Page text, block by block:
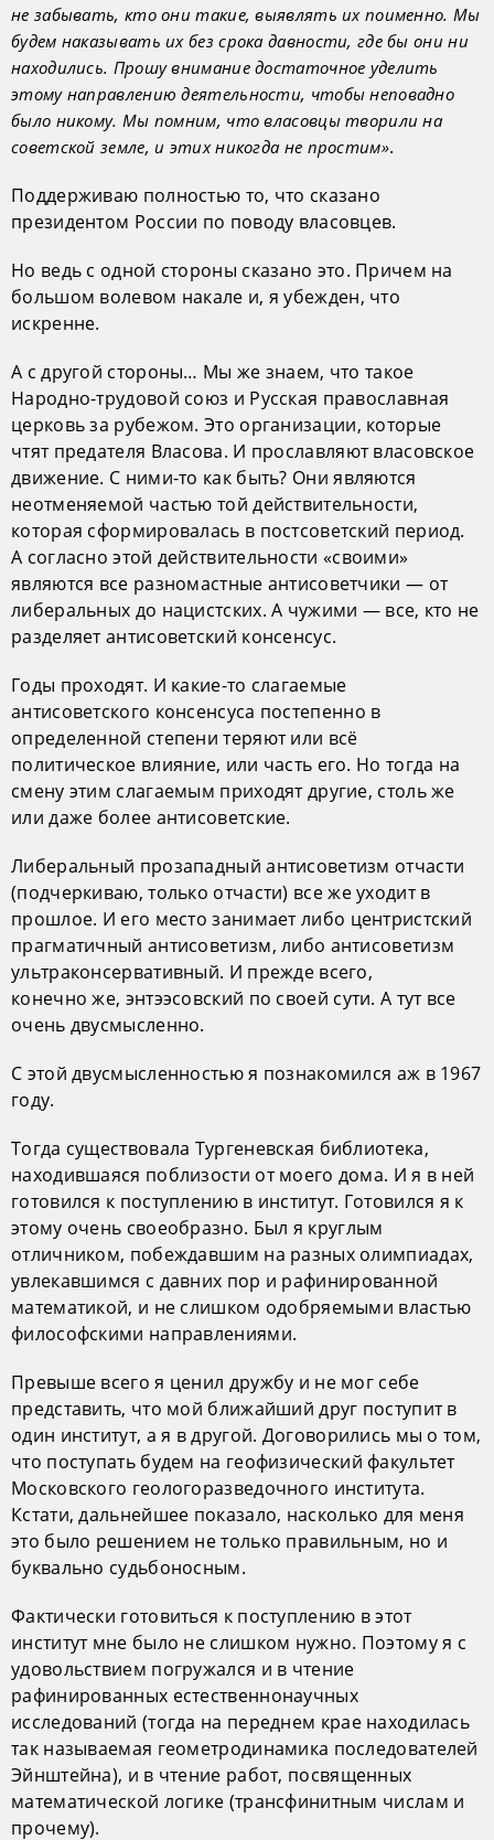
не забывать, кто они такие, выявлять их поименно. Мы
будем наказывать их без срока давности, где бы они ни
находились. Прошу внимание достаточное уделить
этому направлению деятельности, чтобы неповадно
было никому. Мы помним, что власовцы творили на
советской земле, и этих никогда не простим».
Поддерживаю полностью то, что сказано
президентом России по поводу власовцев.
Но ведь с одной стороны сказано это. Причем на
большом волевом накале и, я убежден, что
искренне.
А с другой стороны… Мы же знаем, что такое
Народно-трудовой союз и Русская православная
церковь за рубежом. Это организации, которые
чтят предателя Власова. И прославляют власовское
движение. С ними-то как быть? Они являются
неотменяемой частью той действительности,
которая сформировалась в постсоветский период.
А согласно этой действительности «своими»
являются все разномастные антисоветчики — от
либеральных до нацистских. А чужими — все, кто не
разделяет антисоветский консенсус.
Годы проходят. И какие-то слагаемые
антисоветского консенсуса постепенно в
определенной степени теряют или всё
политическое влияние, или часть его. Но тогда на
смену этим слагаемым приходят другие, столь же
или даже более антисоветские.
Либеральный прозападный антисоветизм отчасти
(подчеркиваю, только отчасти) все же уходит в
прошлое. И его место занимает либо центристский
прагматичный антисоветизм, либо антисоветизм
ультраконсервативный. И прежде всего,
конечно же, энтээсовский по своей сути. А тут все
очень двусмысленно.
С этой двусмысленностью я познакомился аж в 1967
году.
Тогда существовала Тургеневская библиотека,
находившаяся поблизости от моего дома. И я в ней
готовился к поступлению в институт. Готовился я к
этому очень своеобразно. Был я круглым
отличником, побеждавшим на разных олимпиадах,
увлекавшимся с давних пор и рафинированной
математикой, и не слишком одобряемыми властью
философскими направлениями.
Превыше всего я ценил дружбу и не мог себе
представить, что мой ближайший друг поступит в
один институт, а я в другой. Договорились мы о том,
что поступать будем на геофизический факультет
Московского геологоразведочного института.
Кстати, дальнейшее показало, насколько для меня
это было решением не только правильным, но и
буквально судьбоносным.
Фактически готовиться к поступлению в этот
институт мне было не слишком нужно. Поэтому я с
удовольствием погружался и в чтение
рафинированных естественнонаучных
исследований (тогда на переднем крае находилась
так называемая геометродинамика последователей
Эйнштейна), и в чтение работ, посвященных
математической логике (трансфинитным числам и
прочему).